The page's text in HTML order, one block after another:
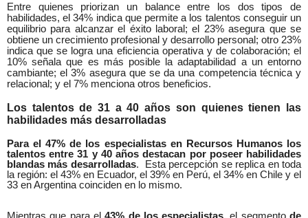
Entre quienes priorizan un balance entre los dos tipos de
habilidades, el 34% indica que permite a los talentos conseguir un
equilibrio para alcanzar el éxito laboral; el 23% asegura que se
obtiene un crecimiento profesional y desarrollo personal; otro 23%
indica que se logra una eficiencia operativa y de colaboración; el
10% señala que es más posible la adaptabilidad a un entorno
cambiante; el 3% asegura que se da una competencia técnica y
relacional; y el 7% menciona otros beneficios.
Los talentos de 31 a 40 años son quienes tienen las
habilidades más desarrolladas
Para el 47% de los especialistas en Recursos Humanos los
talentos entre 31 y 40 años destacan por poseer habilidades
blandas más desarrolladas.
Esta percepción se replica en toda
la región: el 43% en Ecuador, el 39% en Perú, el 34% en Chile y el
33 en Argentina coinciden en lo mismo.